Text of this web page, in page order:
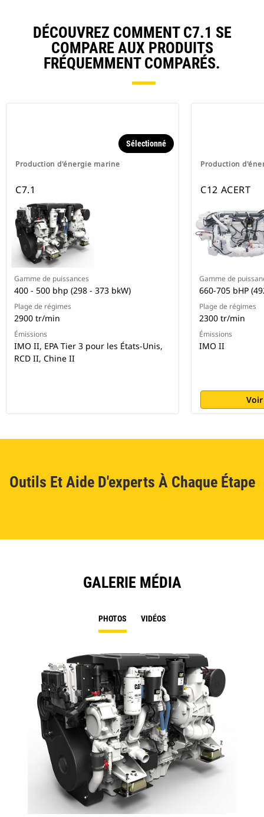
DÉCOUVREZ COMMENT C7.1 SE
COMPARE AUX PRODUITS
FRÉQUEMMENT COMPARÉS.
Production d'énergie marine
Sélectionné
C7.1
Gamme de puissances
400 - 500 bhp (298 - 373 bkW)
Plage de régimes
2900 tr/min
Émissions
IMO II, EPA Tier 3 pour les États-Unis,
RCD II, Chine II
Production
C12 ACERT
Gamme de
660-705 bHP
Plage de régimes
2300 tr/min
Émissions
IMO II
Outils Et Aide D'experts À Chaque Étape
GALERIE MÉDIA
PHOTOS VIDÉOS